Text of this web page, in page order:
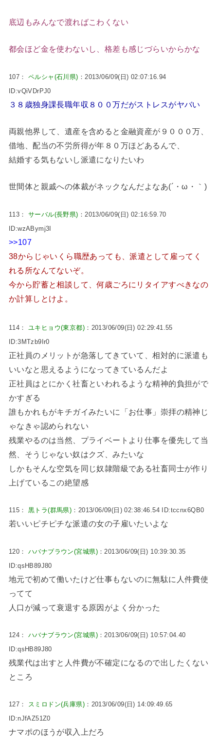
底辺もみんなで渡ればこわくない
都会ほど金を使わないし、格差も感じづらいからかな
107： ペルシャ(石川県) ：2013/06/09(日) 02:07:16.94
ID:vQiVDrPJ0
３８歳独身課長職年収８００万だがストレスがヤバい
両親他界して、遺産を含めると金融資産が９０００万、
借地、配当の不労所得が年８０万ほどあるんで、
結婚する気もないし派遣になりたいわ
世間体と親戚への体裁がネックなんだよなあ(´・ω・｀)
113： サーバル(長野県) ：2013/06/09(日) 02:16:59.70
ID:wzABymj3I
>>107
38からじゃいくら職歴あっても、派遣として雇ってく
れる所なんてないぞ。
今から貯蓄と相談して、何歳ごろにリタイアすべきなの
か計算しとけよ。
114： ユキヒョウ(東京都) ：2013/06/09(日) 02:29:41.55
ID:3MTzb9Ir0
正社員のメリットが急落してきていて、相対的に派遣も
いいなと思えるようになってきているんだよ
正社員はとにかく社畜といわれるような精神的負担がで
かすぎる
誰もかれもがキチガイみたいに「お仕事」崇拝の精神じ
ゃなきゃ認められない
残業やるのは当然、プライベートより仕事を優先して当
然、そうじゃない奴はクズ、みたいな
しかもそんな空気を同じ奴隷階級である社畜同士が作り
上げているこの絶望感
115： 黒トラ(群馬県) ：2013/06/09(日) 02:38:46.54 ID:tccnx6QB0
若いいピチピチな派遣の女の子雇いたいよな
120： ハバナブラウン(宮城県)：2013/06/09(日) 10:39:30.35
ID:qsHB89J80
地元で初めて働いたけど仕事もないのに無駄に人件費使
ってて
人口が減って衰退する原因がよく分かった
124： ハバナブラウン(宮城県)：2013/06/09(日) 10:57:04.40
ID:qsHB89J80
残業代は出すと人件費が不確定になるので出したくない
ところ
127： スミロドン(兵庫県) ：2013/06/09(日) 14:09:49.65
ID:nJfAZ51Z0
ナマポのほうが収入上だろ